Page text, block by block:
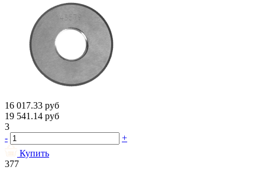
16 017.33 руб
19 541.14 руб
3
-
+
Купить
377